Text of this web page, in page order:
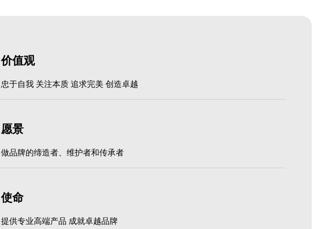
价值观
忠于自我 关注本质 追求完美 创造卓越
愿景
做品牌的缔造者、维护者和传承者
使命
提供专业高端产品 成就卓越品牌